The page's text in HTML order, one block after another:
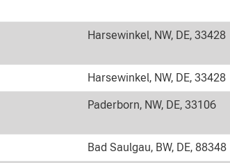
Harsewinkel, NW, DE, 33428
Harsewinkel, NW, DE, 33428
Paderborn, NW, DE, 33106
Bad Saulgau, BW, DE, 88348